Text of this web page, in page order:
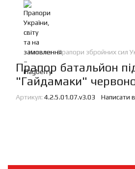
Каталог Прапори збройних сил
Прапор батальйон
"Гайдамаки"
Артикул: 4.2.5.01.07.v3.03 Написати